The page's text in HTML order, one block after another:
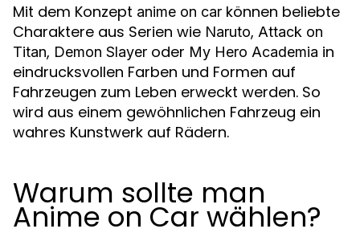
Mit dem Konzept anime on car können beliebte
Charaktere aus Serien wie Naruto, Attack on
Titan, Demon Slayer oder My Hero Academia in
eindrucksvollen Farben und Formen auf
Fahrzeugen zum Leben erweckt werden. So
wird aus einem gewöhnlichen Fahrzeug ein
wahres Kunstwerk auf Rädern.
Warum sollte man
Anime on Car wählen?